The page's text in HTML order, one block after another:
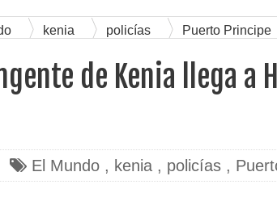
kenia policías Puerto Principe
de Kenia llega a
El Mundo , kenia , policías ,